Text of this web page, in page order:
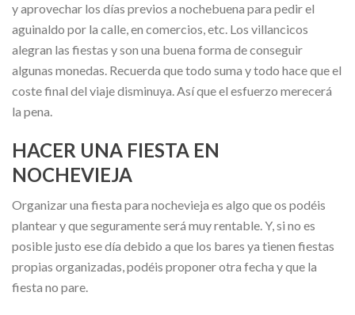
y aprovechar los días previos a nochebuena para pedir el
aguinaldo por la calle, en comercios, etc. Los villancicos
alegran las fiestas y son una buena forma de conseguir
algunas monedas. Recuerda que todo suma y todo hace que el
coste final del viaje disminuya. Así que el esfuerzo merecerá
la pena.
HACER UNA FIESTA EN
NOCHEVIEJA
Organizar una fiesta para nochevieja es algo que os podéis
plantear y que seguramente será muy rentable. Y, si no es
posible justo ese día debido a que los bares ya tienen fiestas
propias organizadas, podéis proponer otra fecha y que la
fiesta no pare.